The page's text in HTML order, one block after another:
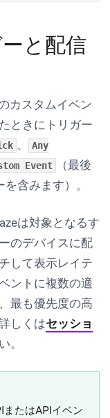
と配信
カスタムイベン
ときにトリガー
、
Any
Event
（最後
含みます）。
は対象となるす
のデバイスに配
して表示レイテ
ントに複数の適
最も優先度の高
しくはセッショ
。
たはAPIイベン